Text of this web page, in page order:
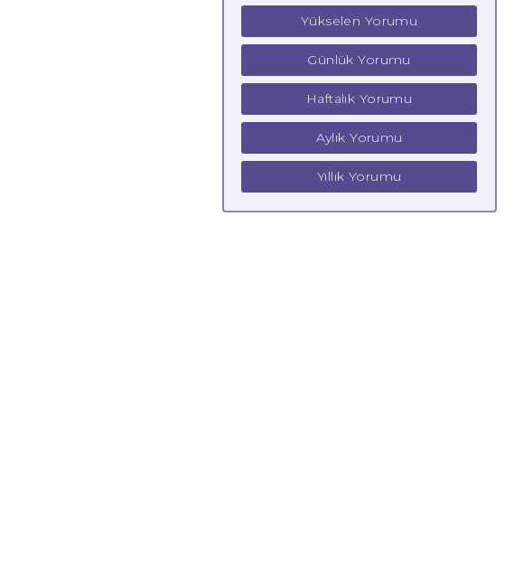
Yükselen Yorumu
Günlük Yorumu
Haftalık Yorumu
Aylık Yorumu
Yıllık Yorumu